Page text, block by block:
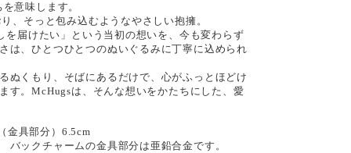
意味します。
、そっと包み込むようなやさしい抱擁。
を届けたい」という当初の想いを、今も変わらず
は、ひとつひとつのぬいぐるみに丁寧に込められ
ぬくもり、そばにあるだけで、心がふっとほどけ
す。McHugsは、そんな想いをかたちにした、愛
金具部分）6.5cm
ックチャームの金具部分は亜鉛合金です。